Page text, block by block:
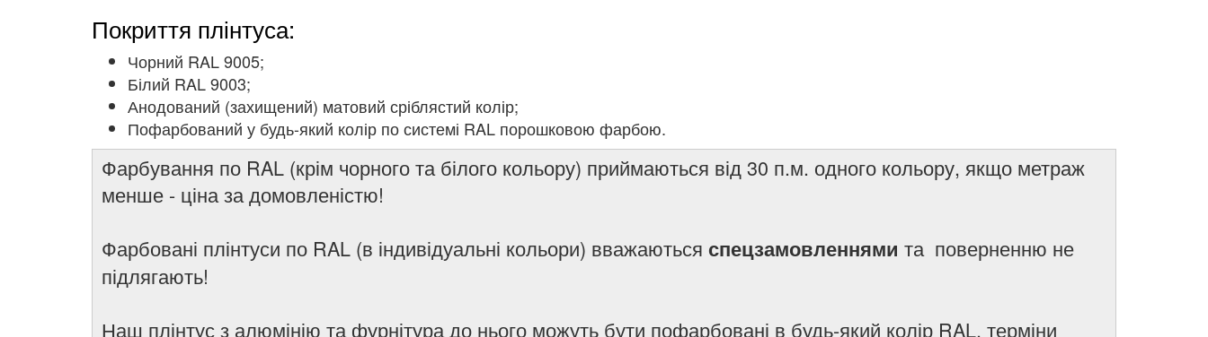
Покриття плінтуса:
Чорний RAL 9005;
Білий RAL 9003;
Анодований (захищений) матовий сріблястий колір;
Пофарбований у будь-який колір по системі RAL порошковою фарбою.
Фарбування по RAL (крім чорного та білого кольору) приймаються від 30 п.м. одного кольору, якщо метраж
менше - ціна за домовленістю!
Фарбовані плінтуси по RAL (в індивідуальні кольори) вважаються спецзамовленнями та поверненню не
підлягають!
Наш плінтус з алюмінію та фурнітура до нього можуть бути пофарбовані в будь-який колір RAL, терміни